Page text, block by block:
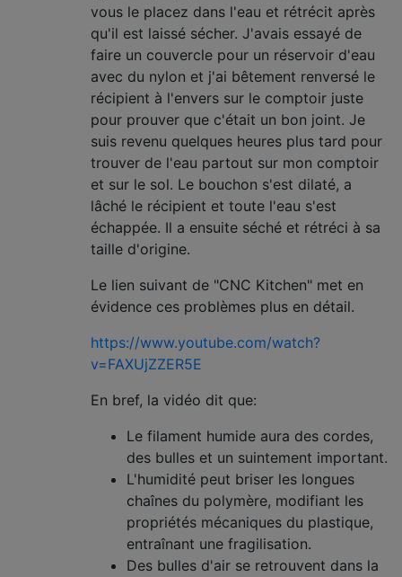
vous le placez dans l'eau et rétrécit après
qu'il est laissé sécher. J'avais essayé de
faire un couvercle pour un réservoir d'eau
avec du nylon et j'ai bêtement renversé le
récipient à l'envers sur le comptoir juste
pour prouver que c'était un bon joint. Je
suis revenu quelques heures plus tard pour
trouver de l'eau partout sur mon comptoir
et sur le sol. Le bouchon s'est dilaté, a
lâché le récipient et toute l'eau s'est
échappée. Il a ensuite séché et rétréci à sa
taille d'origine.
Le lien suivant de "CNC Kitchen" met en
évidence ces problèmes plus en détail.
https://www.youtube.com/watch?
v=FAXUjZZER5E
En bref, la vidéo dit que:
Le filament humide aura des cordes,
des bulles et un suintement important.
L'humidité peut briser les longues
chaînes du polymère, modifiant les
propriétés mécaniques du plastique,
entraînant une fragilisation.
Des bulles d'air se retrouvent dans la